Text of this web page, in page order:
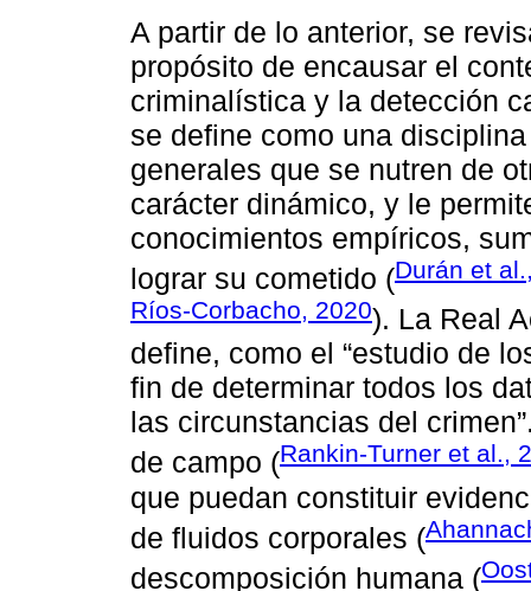
A partir de lo anterior, se
propósito de encausar el
criminalística y la detección
se define como una
generales que se nutren de
carácter dinámico, y le
conocimientos empíricos,
lograr su cometido (Durán et
Ríos-Corbacho, 2020). La Real
define, como el “estudio de
fin de determinar todos los
las circunstancias del
de campo (Rankin-Turner et al.,
que puedan constituir
de fluidos corporales (
descomposición humana (